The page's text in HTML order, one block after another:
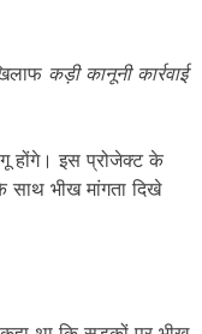
कड़ी कानूनी कार्रवाई
होंगे। इस प्रोजेक्ट के
साथ भीख मांगता दिखे